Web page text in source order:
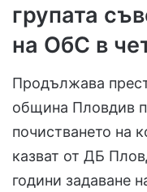
групата
на ОбС в
Продължава
община Пловдив
почистването на
казват от ДБ
години задаване